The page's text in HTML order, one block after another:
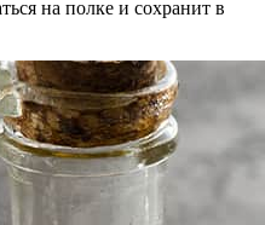
на полке и сохранит в